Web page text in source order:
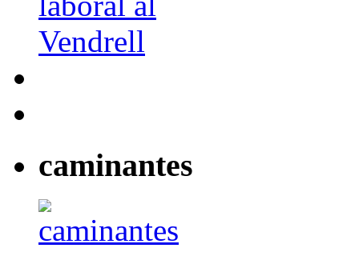
caminantes